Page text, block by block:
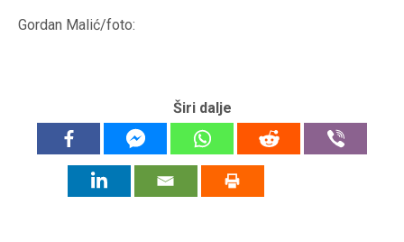
Gordan Malić/foto:
Širi dalje